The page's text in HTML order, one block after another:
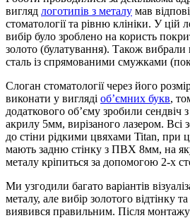
вигляд логотипів з металу мав
стоматології та рівню клініки. У цій
вибір було зроблено на користь
золото (булатування). Також
сталь із спрямованими смужками
Слоган стоматології через його
виконати у вигляді об’ємних букв,
додаткового об’єму зробили сендвіч
акрилу 5мм, вирізаного лазером. Всі
до стіни рідкими цвяхами Titan, при
мають задню стінку з ПВХ 8мм, на
металу кріпиться за допомогою 2-х
Ми узгодили багато варіантів
металу, але вибір золотого відтінку
виявився правильним. Після